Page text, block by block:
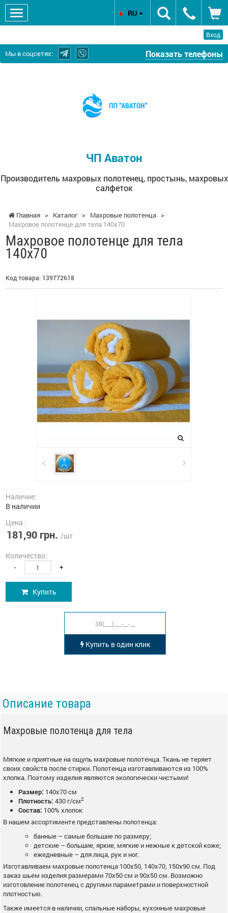
Вход
Мы в соцсетях: Показать телефоны
салфеток
ЧП Аватон
Производитель махровых полотенец, простынь, махровых
салфеток
RU
Главная > Каталог > Махровые полотенца >
Махровое полотенце для тела 140х70
Махровое полотенце для тела
140х70
Код товара: 139772618
Наличие:
В наличии
Цена :
181,90 грн. /шт
Количество:
- +
Купить
Купить в один клик
Описание товара
Махровые полотенца для тела
Мягкие и приятные на ощупь махровые полотенца. Ткань не теряет
своих свойств после стирки. Полотенца изготавливаются из 100%
хлопка. Поэтому изделия являются экологически чистыми!
Размер: 140х70 см
Плотность: 430 г/см2
Состав: 100% хлопок
В нашем ассортименте представлены полотенца:
банные – самые большие по размеру;
детские – большие, яркие, мягкие и нежные к детской коже;
ежедневные – для лица, рук и ног.
Изготавливаем махровые полотенца 100х50, 140х70, 150х90 см. Под
заказ шьем изделия размерами 70х50 см и 90х50 см. Возможно
изготовление полотенец с другими параметрами и поверхностной
плотностью.
Также имеется в наличии, спальные наборы, кухонные махровые